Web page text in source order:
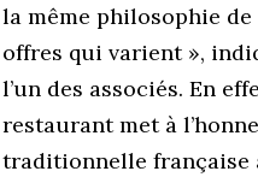
la même philosophie de
offres qui varient »,
l’un des associés. En
restaurant met à
traditionnelle française